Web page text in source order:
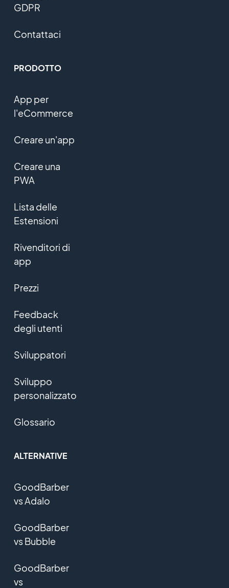
GDPR
Contattaci
PRODOTTO
App per
l'eCommerce
Creare un'app
Creare una
PWA
Lista delle
Estensioni
Rivenditori di
app
Prezzi
Feedback
degli utenti
Sviluppatori
Sviluppo
personalizzato
Glossario
ALTERNATIVE
GoodBarber
vs Adalo
GoodBarber
vs Bubble
GoodBarber
vs